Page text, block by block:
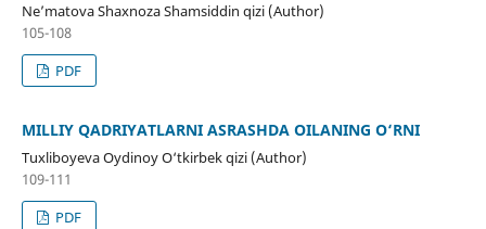
Ne’matova Shaxnoza Shamsiddin qizi (Author)
105-108
PDF
MILLIY QADRIYATLARNI ASRASHDA OILANING O‘RNI
Tuxliboyeva Oydinoy O‘tkirbek qizi (Author)
109-111
PDF